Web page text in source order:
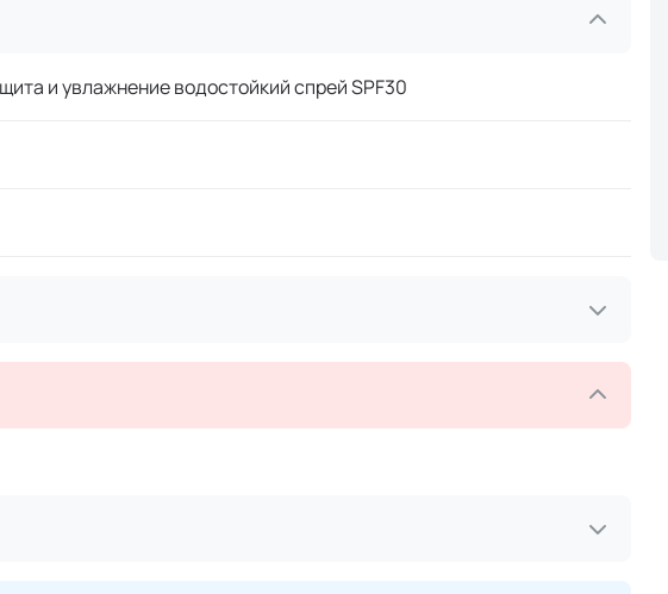
и увлажнение водостойкий спрей SPF30